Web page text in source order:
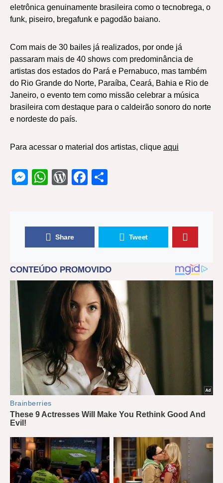
eletrônica genuinamente brasileira como o tecnobrega, o
funk, piseiro, bregafunk e pagodão baiano.
Com mais de 30 bailes já realizados, por onde já
passaram mais de 40 shows com predominância de
artistas dos estados do Pará e Pernabuco, mas também
do Rio Grande do Norte, Paraíba, Ceará, Bahia e Rio de
Janeiro, o evento tem como missão celebrar a música
brasileira com destaque para o caldeirão sonoro do norte
e nordeste do país.
Para acessar o material dos artistas, clique aqui
Messenger
WhatsApp
WordPress
Facebook
Share Tweet